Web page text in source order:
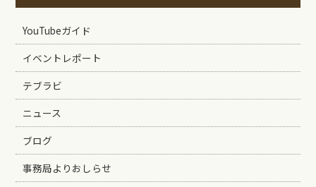
YouTubeガイド
イベントレポート
テブラビ
ニュース
ブログ
事務局よりおしらせ